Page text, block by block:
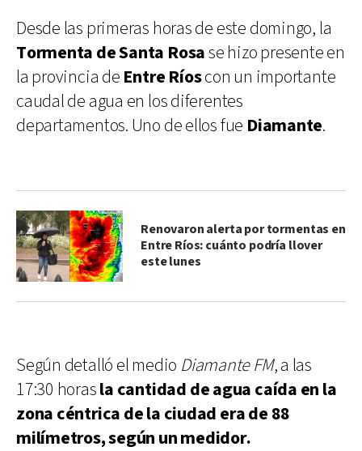
Desde las primeras horas de este domingo, la
Tormenta de Santa Rosase hizo presente en
la provincia de Entre Ríoscon un importante
caudal de agua en los diferentes
departamentos. Uno de ellos fue Diamante.
Renovaron alerta por tormentas en
Entre Ríos: cuánto podría llover
este lunes
Según detalló el medio Diamante FM, a las
17:30 horasla cantidad de agua caída en la
zona céntrica de la ciudad era de 88
milímetros, según un medidor.